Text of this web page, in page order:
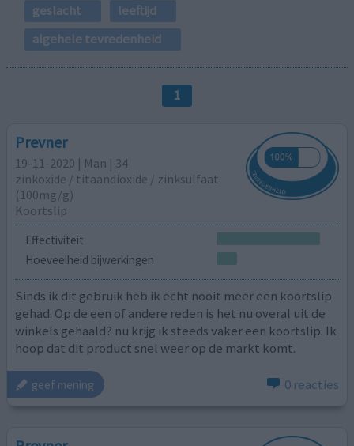
geslacht
leeftijd
algehele tevredenheid
1
Prevner
19-11-2020 | Man | 34
zinkoxide / titaandioxide / zinksulfaat
(100mg/g)
Koortslip
Effectiviteit
Hoeveelheid bijwerkingen
Sinds ik dit gebruik heb ik echt nooit meer een koortslip
gehad. Op de een of andere reden is het nu overal uit de
winkels gehaald? nu krijg ik steeds vaker een koortslip. Ik
hoop dat dit product snel weer op de markt komt.
geef mening 0 reacties